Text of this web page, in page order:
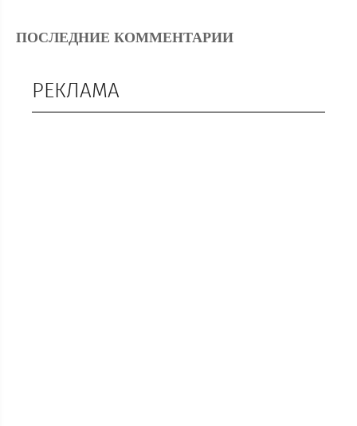
ПОСЛЕДНИЕ КОММЕНТАРИИ
РЕКЛАМА